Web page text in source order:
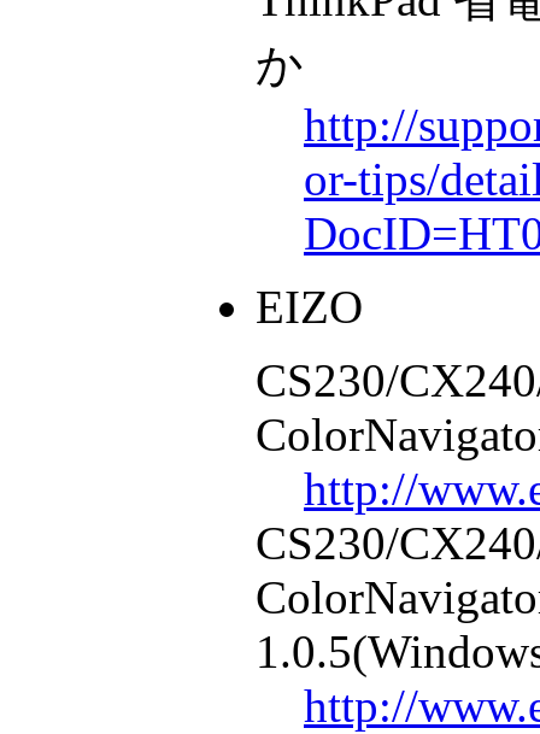
か
http://
or-tips/
EIZO
CS230/
http://
CS230/
http://